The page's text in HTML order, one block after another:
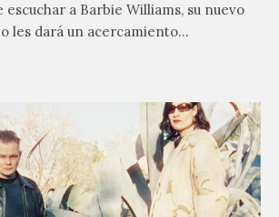
a Barbie Williams, su nuevo
les dará un acercamiento…